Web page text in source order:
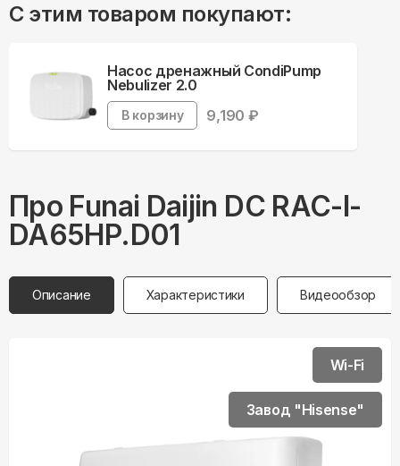
С этим товаром покупают:
Насос дренажный CondiPump
Nebulizer 2.0
В корзину 9,190 ₽
Про Funai Daijin DC RAC-I-
DA65HP.D01
Описание Характеристики Видеообзор
Wi-Fi
Завод "Hisense"